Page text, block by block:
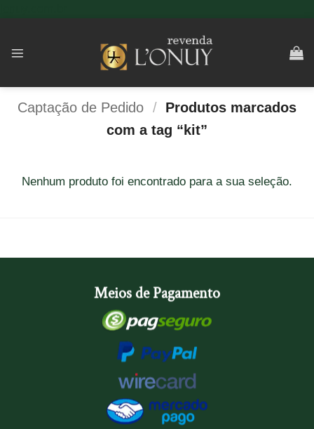
content
Captação de Pedido /
Produtos marcados
com a tag “kit”
Nenhum produto foi encontrado para a sua seleção.
Meios de Pagamento